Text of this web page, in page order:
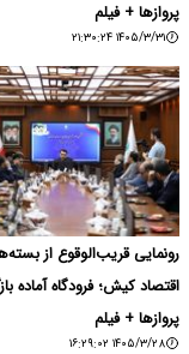
پروازها + فیلم
۱۴۰۵/۳/۳۱ ۲۱:۳۰:۲۴
رونمایی قریب‌الوقوع از
اقتصاد کیش؛ فرودگاه آماده
پروازها + فیلم
۱۴۰۵/۳/۲۸ ۱۶:۲۹:۰۲